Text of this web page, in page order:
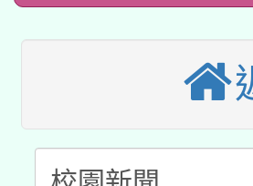
公告之原住
一案。
兒童少年暑
有關本府
人員健康講
本校115學